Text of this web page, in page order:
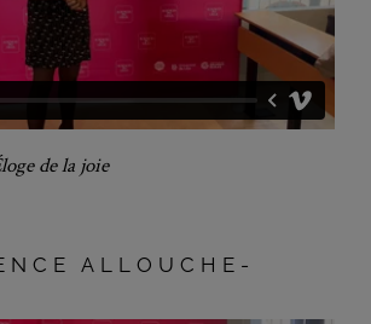
de la joie
ALLOUCHE-